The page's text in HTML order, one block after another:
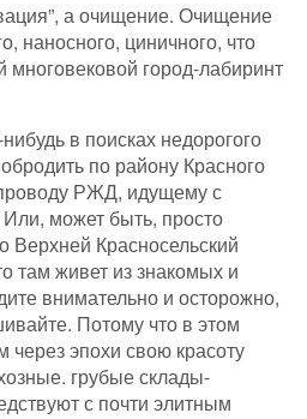
а очищение. Очищение
наносного, циничного, что
многовековой город-лабиринт
в поисках недорогого
по району Красного
РЖД, идущему с
может быть, просто
Верхней Красносельский
там живет из знакомых и
внимательно и осторожно,
Потому что в этом
эпохи свою красоту
грубые склады-
с почти элитным